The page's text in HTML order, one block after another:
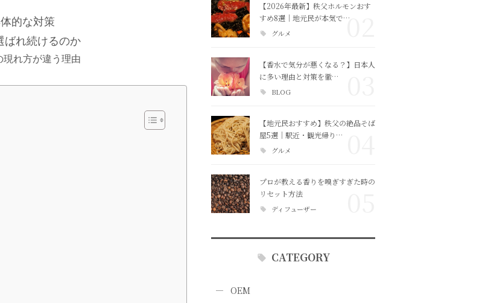
的な対策
ばれ続けるのか
現れ方が違う理由
【2026年最新】秩父ホルモンおす
すめ8選｜地元民が本気で…
グルメ 02
【香水で気分が悪くなる？】日本人
に多い理由と対策を徹…
BLOG
【地元民おすすめ】秩父の絶品そば
屋5選｜駅近・観光帰り…
グルメ
プロが教える香りを嗅ぎすぎた時の
リセット方法
ディフューザー
CATEGORY
OEM